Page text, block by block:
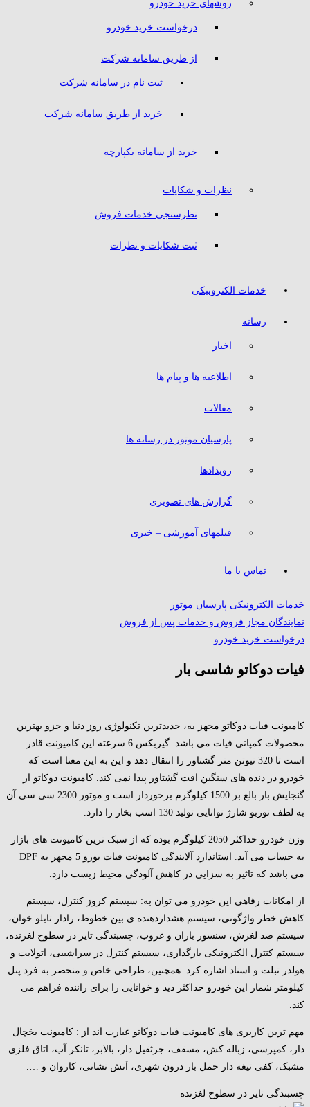
روشهای خرید خودرو
درخواست خرید خودرو
از طریق سامانه شرکت
ثبت نام در سامانه شرکت
خرید از طریق سامانه شرکت
خرید از سامانه یکپارچه
نظرات و شکایات
نظرسنجی خدمات فروش
ثبت شکایات و نظرات
خدمات الکترونیکی
رسانه
اخبار
اطلاعیه ها و پیام ها
مقالات
پارسیان موتور در رسانه ها
رویدادها
گزارش های تصویری
فیلمهای آموزشی – خبری
تماس با ما
خدمات الکترونیکی پارسیان موتور
نمایندگان مجاز فروش و خدمات پس از فروش
درخواست خرید خودرو
فیات دوکاتو شاسی بار
کامیونت فیات دوکاتو مجهز به، جدیدترین تکنولوژی روز دنیا و جزو بهترین
محصولات کمپانی فیات می باشد. گیربکس 6 سرعته این کامیونت قادر
است تا 320 نیوتن متر گشتاور را انتقال دهد و این به این معنا است که
خودرو در دنده های سنگین افت گشتاور پیدا نمی کند. کامیونت دوکاتو از
گنجایش بار بالغ بر 1500 کیلوگرم برخوردار است و موتور 2300 سی سی آن
به لطف توربو شارژ توانایی تولید 130 اسب بخار را دارد.
وزن خودرو حداکثر 2050 کیلوگرم بوده که از سبک ترین کامیونت های بازار
به حساب می آید. استاندارد آلایندگی کامیونت فیات یورو 5 مجهز به DPF
می باشد که تاثیر به سزایی در کاهش آلودگی محیط زیست دارد.
از امکانات رفاهی این خودرو می توان به: سیستم کروز کنترل، سیستم
کاهش خطر واژگونی، سیستم هشداردهنده ی بین خطوط، رادار تابلو خوان،
سیستم ضد لغزش، سنسور باران و غروب، چسبندگی تایر در سطوح لغزنده،
سیستم کنترل الکترونیکی بارگذاری، سیستم کنترل در سراشیبی، اتولایت و
هولدر تبلت و اسناد اشاره کرد. همچنین، طراحی خاص و منحصر به فرد پنل
کیلومتر شمار این خودرو حداکثر دید و خوانایی را برای راننده فراهم می
کند.
مهم ترین کاربری های کامیونت فیات دوکاتو عبارت اند از : کامیونت یخچال
دار، کمپرسی، زباله کش، مسقف، جرثقیل دار، بالابر، تانکر آب، اتاق فلزی
مشبک، کفی تیغه دار حمل بار درون شهری، آتش نشانی، کاروان و ….
چسبندگی تایر در سطوح لغزنده